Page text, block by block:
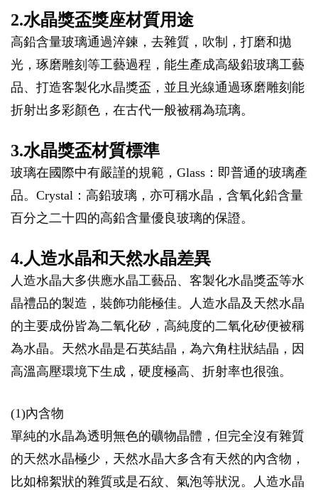
2.水晶獎盃獎座材質用途
高鉛含量玻璃通過淬鍊，去雜質，吹制，打磨和拋
光，琢磨雕刻等工藝過程，能生產成高級鉛玻璃工藝
品、打造客製化水晶獎盃，並且光線通過琢磨雕刻能
折射出多彩顏色，在古代一般被稱為琉璃。
3.水晶獎盃材質標準
玻璃在國際中有嚴謹的規範，Glass：即普通的玻璃產
品。Crystal：高鉛玻璃，亦可稱水晶，含氧化鉛含量
百分之二十四的高鉛含量優良玻璃的保證。
4.人造水晶和天然水晶差異
人造水晶大多供應水晶工藝品、客製化水晶獎盃等水
晶禮品的製造，裝飾功能極佳。人造水晶及天然水晶
的主要成份皆為二氧化矽，高純度的二氧化矽便被稱
為水晶。天然水晶是石英結晶，為六角柱狀結晶，因
高溫高壓環境下生成，硬度極高、折射率也很強。
(1)內含物
單純的水晶為透明無色的礦物晶體，但完全沒有雜質
的天然水晶極少，天然水晶大多含有天然的內含物，
比如棉絮狀的雜質或是石紋、氣泡等狀況。人造水晶